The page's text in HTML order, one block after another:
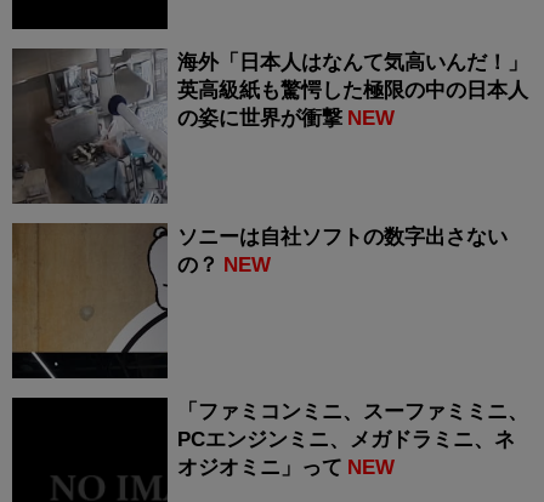
海外「日本人はなんて気高いんだ！」
英高級紙も驚愕した極限の中の日本人
の姿に世界が衝撃 NEW
ソニーは自社ソフトの数字出さない
の？ NEW
「ファミコンミニ、スーファミミニ、
PCエンジンミニ、メガドラミニ、ネ
オジオミニ」って NEW